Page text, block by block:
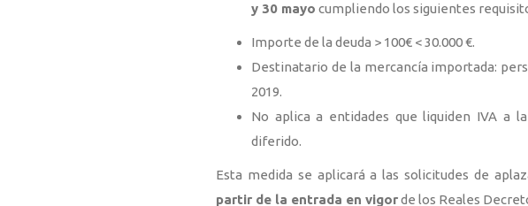
y 30 mayo cumpliendo los siguientes
Importe de la deuda > 100€ < 30.000 €.
Destinatario de la mercancía importada:
2019.
No aplica a entidades que liquiden IVA a
diferido.
Esta medida se aplicará a las solicitudes de
partir de la entrada en vigorde los Reales